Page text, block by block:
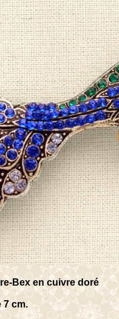
Bex en cuivre doré
7 cm.